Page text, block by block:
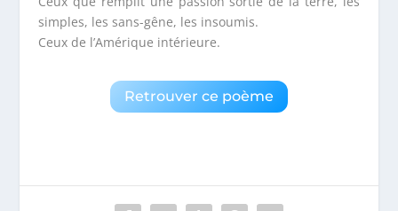
simples, les sans-gêne, les insoumis.
Ceux de l’Amérique intérieure.
Retrouver ce poème